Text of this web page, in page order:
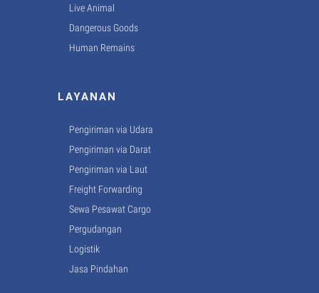
Live Animal
Dangerous Goods
Human Remains
LAYANAN
Pengiriman via Udara
Pengiriman via Darat
Pengiriman via Laut
Freight Forwarding
Sewa Pesawat Cargo
Pergudangan
Logistik
Jasa Pindahan